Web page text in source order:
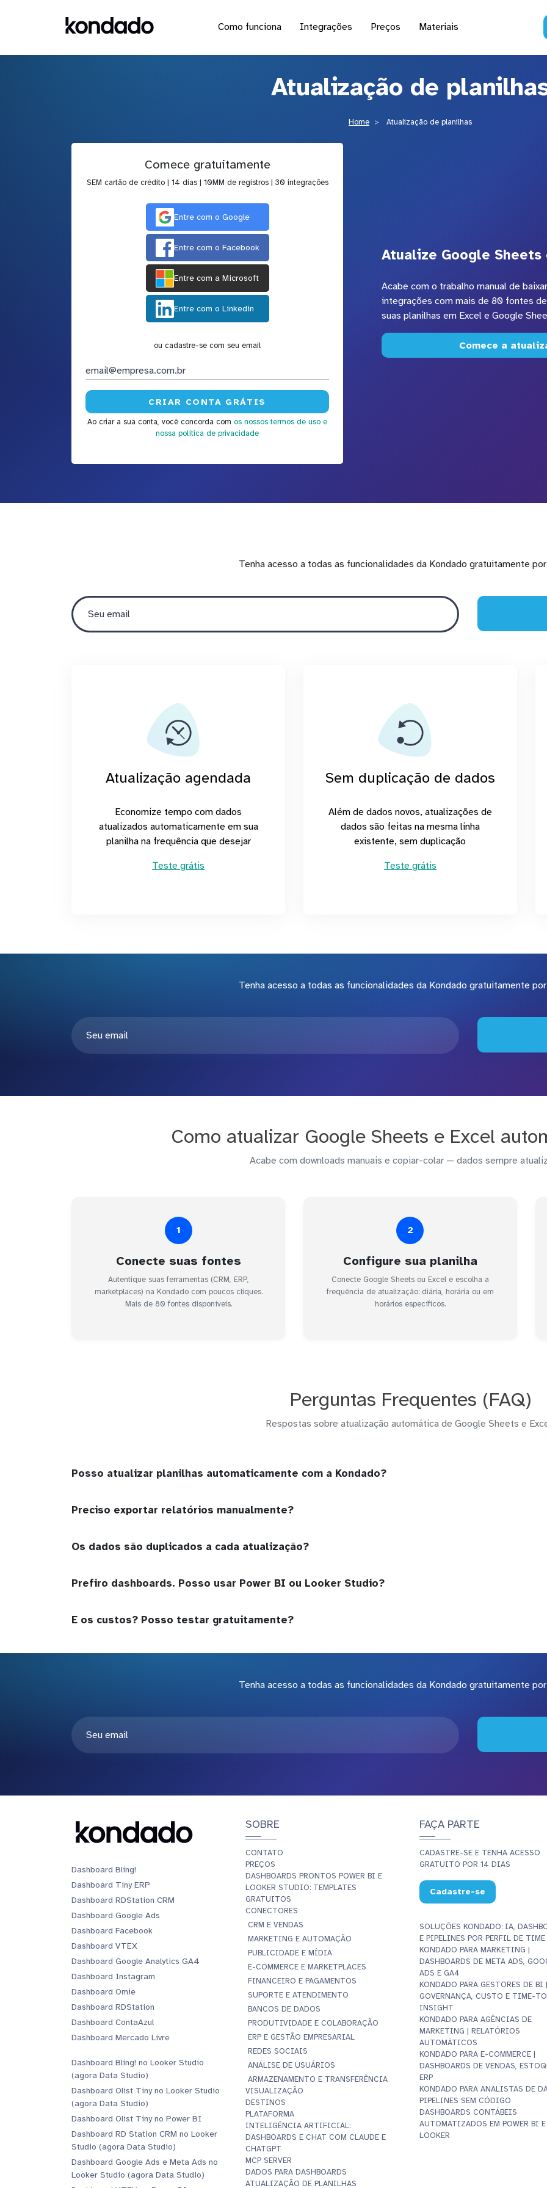
Como funciona Integrações Preços Materiais
Atualização de
Home Atualização de planilhas
Comece gratuitamente
SEM cartão de crédito | 14 dias | 10MM de registros | 30 integrações
Entre com o Google
Entre com o Facebook
Entre com a Microsoft
Entre com o Linkedin
ou cadastre-se com seu email
Ao criar a sua conta, você concorda com os nossos termos de uso e
nossa política de privacidade
Atualize Google
Acabe com o trabalho manual de
integrações com mais de 80 fontes
suas planilhas em Excel e Google
Comece a
Tenha acesso a todas as funcionalidades da Kondado gratuitamente
Atualização agendada
Economize tempo com dados
atualizados automaticamente em sua
planilha na frequência que desejar
Teste grátis
Sem duplicação de dados
Além de dados novos, atualizações de
dados são feitas na mesma linha
existente, sem duplicação
Teste grátis
Tenha acesso a todas as funcionalidades da Kondado gratuitamente
Como atualizar Google Sheets e Excel
Acabe com downloads manuais e copiar-colar — dados sempre
1
Conecte suas fontes
Autentique suas ferramentas (CRM, ERP,
marketplaces) na Kondado com poucos cliques.
Mais de 80 fontes disponíveis.
2
Configure sua planilha
Conecte Google Sheets ou Excel e escolha a
frequência de atualização: diária, horária ou em
horários específicos.
Perguntas Frequentes (FAQ)
Respostas sobre atualização automática de Google Sheets e
Posso atualizar planilhas automaticamente com a Kondado?
Preciso exportar relatórios manualmente?
Os dados são duplicados a cada atualização?
Prefiro dashboards. Posso usar Power BI ou Looker Studio?
E os custos? Posso testar gratuitamente?
Tenha acesso a todas as funcionalidades da Kondado gratuitamente
Dashboard Bling!
Dashboard Tiny ERP
Dashboard RDStation CRM
Dashboard Google Ads
Dashboard Facebook
Dashboard VTEX
Dashboard Google Analytics GA4
Dashboard Instagram
Dashboard Omie
Dashboard RDStation
Dashboard ContaAzul
Dashboard Mercado Livre
Dashboard Bling! no Looker Studio
(agora Data Studio)
Dashboard Olist Tiny no Looker Studio
(agora Data Studio)
Dashboard Olist Tiny no Power BI
Dashboard RD Station CRM no Looker
Studio (agora Data Studio)
Dashboard Google Ads e Meta Ads no
Looker Studio (agora Data Studio)
SOBRE
CONTATO
PREÇOS
DASHBOARDS PRONTOS POWER BI E
LOOKER STUDIO: TEMPLATES
GRATUITOS
CONECTORES
CRM E VENDAS
MARKETING E AUTOMAÇÃO
PUBLICIDADE E MÍDIA
E-COMMERCE E MARKETPLACES
FINANCEIRO E PAGAMENTOS
SUPORTE E ATENDIMENTO
BANCOS DE DADOS
PRODUTIVIDADE E COLABORAÇÃO
ERP E GESTÃO EMPRESARIAL
REDES SOCIAIS
ANÁLISE DE USUÁRIOS
ARMAZENAMENTO E TRANSFERÊNCIA
VISUALIZAÇÃO
DESTINOS
PLATAFORMA
INTELIGÊNCIA ARTIFICIAL:
DASHBOARDS E CHAT COM CLAUDE E
CHATGPT
MCP SERVER
DADOS PARA DASHBOARDS
ATUALIZAÇÃO DE PLANILHAS
FAÇA PARTE
CADASTRE-SE E TENHA ACESSO
GRATUITO POR 14 DIAS
Cadastre-se
SOLUÇÕES KONDADO: IA,
E PIPELINES POR PERFIL DE TIME
KONDADO PARA MARKETING |
DASHBOARDS DE META ADS,
ADS E GA4
KONDADO PARA GESTORES DE BI |
GOVERNANÇA, CUSTO E TIME-
INSIGHT
KONDADO PARA AGÊNCIAS DE
MARKETING | RELATÓRIOS
AUTOMÁTICOS
KONDADO PARA E-COMMERCE |
DASHBOARDS DE VENDAS,
ERP
KONDADO PARA ANALISTAS DE
PIPELINES SEM CÓDIGO
DASHBOARDS CONTÁBEIS
AUTOMATIZADOS EM POWER BI E
LOOKER